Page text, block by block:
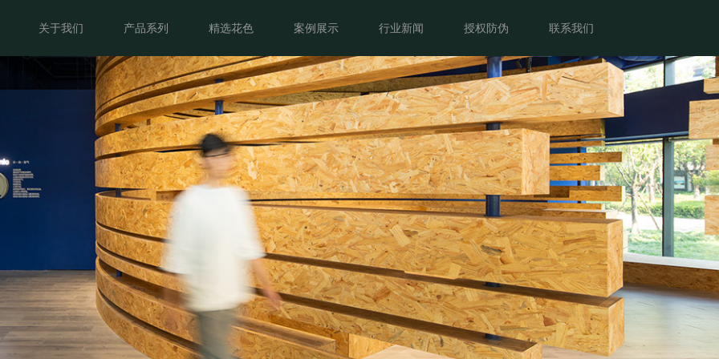
关于我们 产品展示 客户案例 行业新闻 授权防伪
关于我们 产品系列 精选花色 案例展示 行业新闻 授权防伪 联系我们